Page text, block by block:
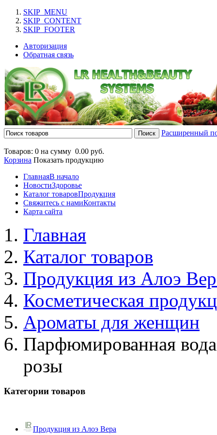
SKIP_MENU
SKIP_CONTENT
SKIP_FOOTER
Авторизация
Обратная связь
Расширенный
Товаров: 0 на сумму 0.00 руб.
Корзина Показать продукцию
ГлавнаяВ начало
НовостиЗдоровье
Каталог товаровПродукция
Свяжитесь с намиКонтакты
Карта сайта
Главная
Каталог товаров
Продукция из Алоэ
Косметическая
Ароматы для женщин
Парфюмированная
розы
Категории товаров
Продукция из Алоэ Вера